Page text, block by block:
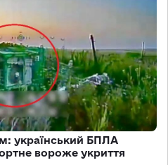
український БПЛА
вороже укриття